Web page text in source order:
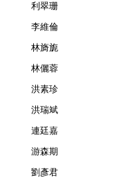
利翠珊
李維倫
林旖旎
林儷蓉
洪素珍
洪瑞斌
連廷嘉
游森期
劉彥君